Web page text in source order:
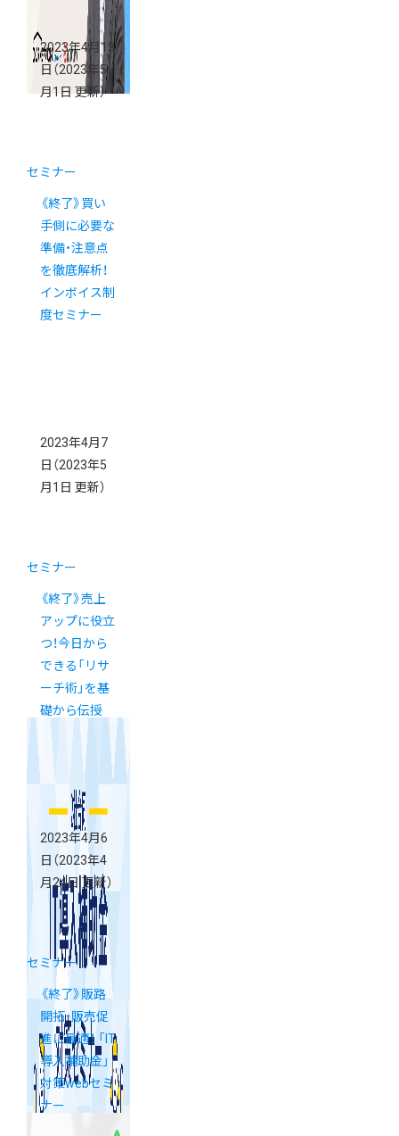
2023年4月13
日 （2023年5
月1日 更新）
セミナー
《終了》買い
手側に必要な
準備・注意点
を徹底解析！
インボイス制
度セミナー
2023年4月7
日 （2023年5
月1日 更新）
セミナー
《終了》売上
アップに役立
つ！今日から
できる「リサ
ーチ術」を基
礎から伝授
2023年4月6
日 （2023年4
月24日 更新）
セミナー
《終了》販路
開拓・販売促
進に最適！ 「IT
導入補助金」
対策webセミ
ナー